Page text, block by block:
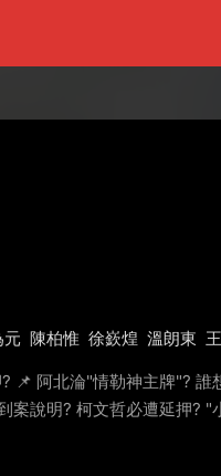
元 陳柏惟 徐嶔煌 溫朗東
📌 阿北淪"情勒神主牌"?
案說明? 柯文哲必遭延押? "